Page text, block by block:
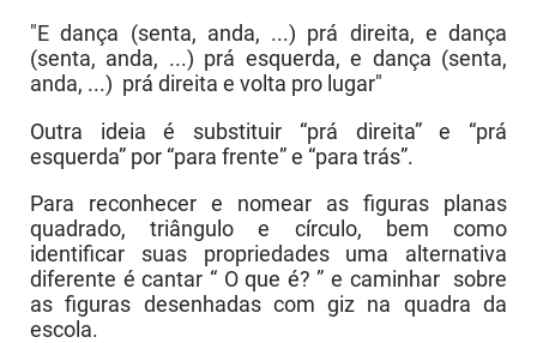
"E dança (senta, anda, ...) prá direita, e dança
(senta, anda, ...) prá esquerda, e dança (senta,
anda, ...) prá direita e volta pro lugar"
Outra ideia é substituir “prá direita” e “prá
esquerda” por “para frente” e “para trás”.
Para reconhecer e nomear as figuras planas
quadrado, triângulo e círculo, bem como
identificar suas propriedades uma alternativa
diferente é cantar “ O que é? ” e caminhar sobre
as figuras desenhadas com giz na quadra da
escola.